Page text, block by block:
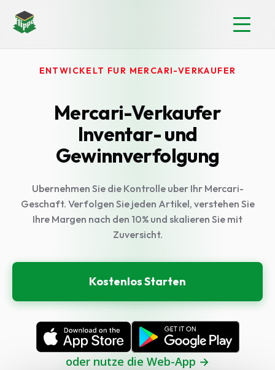
Sprache wählen
ENTWICKELT FUR MERCARI-VERKAUFER
Mercari-Verkaufer
Inventar- und
Gewinnverfolgung
Ubernehmen Sie die Kontrolle uber Ihr Mercari-
Geschaft. Verfolgen Sie jeden Artikel, verstehen Sie
Ihre Margen nach den 10% und skalieren Sie mit
Zuversicht.
Kostenlos Starten
oder nutze die Web-App →